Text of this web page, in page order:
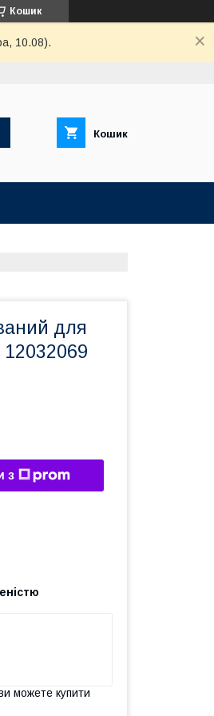
Кошик
10.08).
Кошик
для
з
можете купити